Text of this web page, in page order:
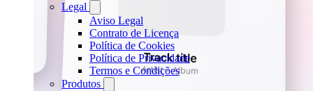
Legal
Aviso Legal
Contrato de Licença
Política de Cookies
Política de Privacidade
Termos e Condições
Produtos